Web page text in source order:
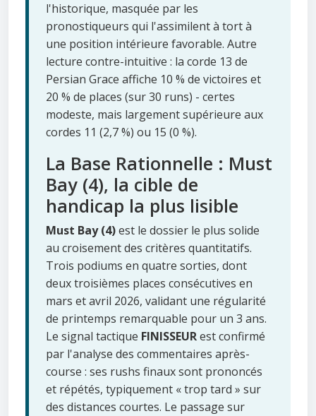
l'historique, masquée par les
pronostiqueurs qui l'assimilent à tort à
une position intérieure favorable. Autre
lecture contre-intuitive : la corde 13 de
Persian Grace affiche 10 % de victoires et
20 % de places (sur 30 runs) - certes
modeste, mais largement supérieure aux
cordes 11 (2,7 %) ou 15 (0 %).
La Base Rationnelle : Must
Bay (4), la cible de
handicap la plus lisible
Must Bay (4)est le dossier le plus solide
au croisement des critères quantitatifs.
Trois podiums en quatre sorties, dont
deux troisièmes places consécutives en
mars et avril 2026, validant une régularité
de printemps remarquable pour un 3 ans.
Le signal tactique FINISSEURest confirmé
par l'analyse des commentaires après-
course : ses rushs finaux sont prononcés
et répétés, typiquement « trop tard » sur
des distances courtes. Le passage sur